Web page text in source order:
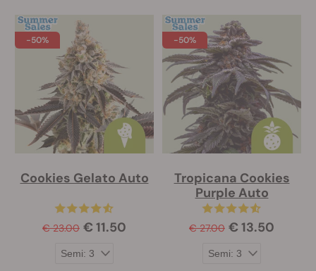
-50%
Cookies Gelato Auto
€ 23.00 € 11.50
-50%
Tropicana Cookies
Purple Auto
€ 27.00 € 13.50